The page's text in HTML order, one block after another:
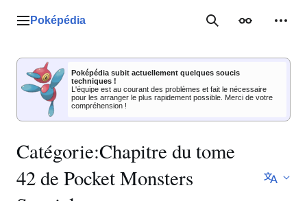
Menu principal
Poképédia RechercherApparence
Poképédia subit actuellement quelques soucis
techniques !
L'équipe est au courant des problèmes et fait le nécessaire
pour les arranger le plus rapidement possible. Merci de votre
compréhension !
Catégorie:Chapitre du tome
42 de Pocket Monsters